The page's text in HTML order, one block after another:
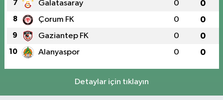
7 Galatasaray 0 0
8 Çorum FK 0 0
9 Gaziantep FK 0 0
10 Alanyaspor 0 0
Detaylar için tıklayın